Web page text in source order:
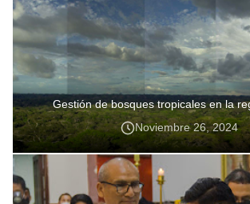
Gestión de bosques tropicales en la
Noviembre 26, 2024